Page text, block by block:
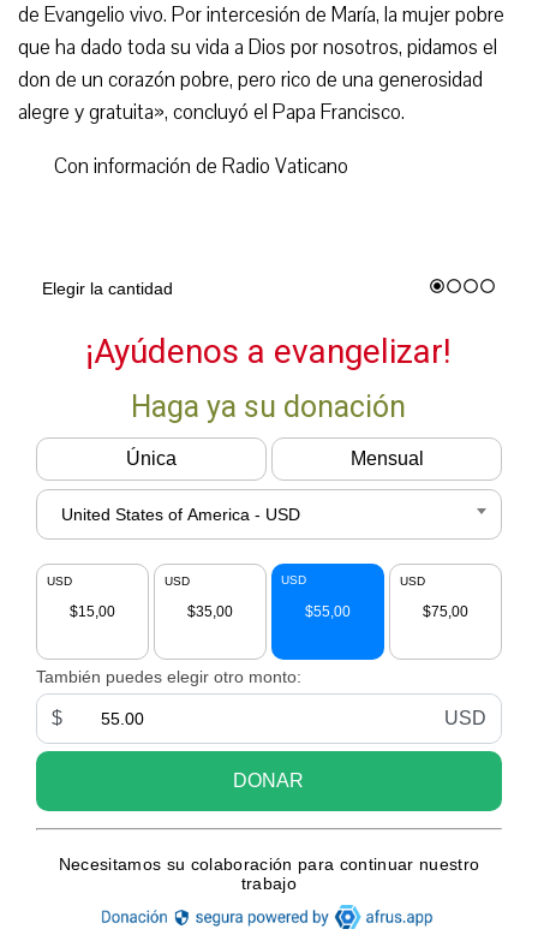
de Evangelio vivo. Por intercesión de María, la mujer pobre
que ha dado toda su vida a Dios por nosotros, pidamos el
don de un corazón pobre, pero rico de una generosidad
alegre y gratuita», concluyó el Papa Francisco.
Con información de Radio Vaticano